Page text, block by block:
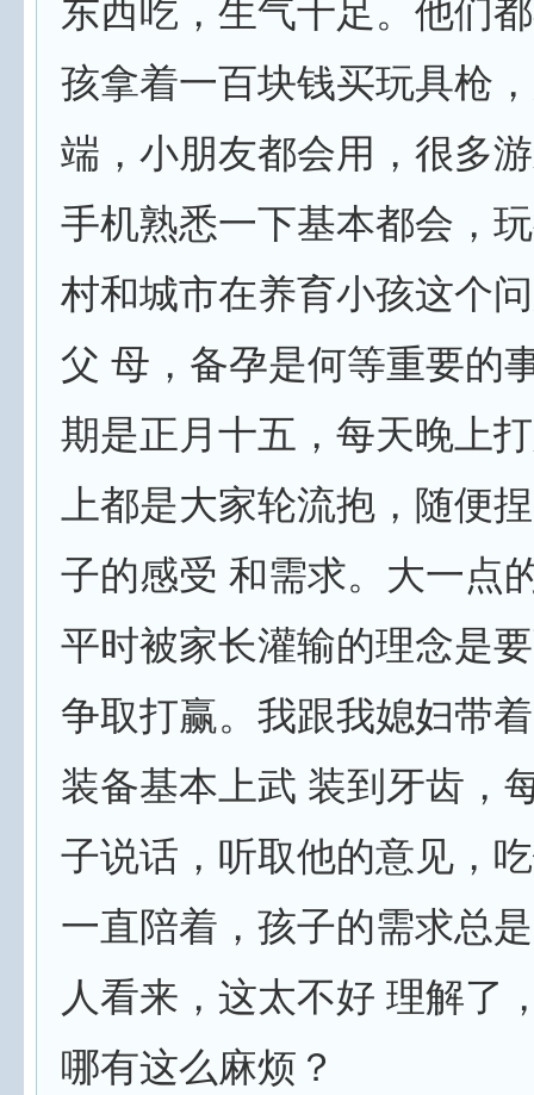
东西吃，生气十足。他们
孩拿着一百块钱买玩具枪
端，小朋友都会用，很多
手机熟悉一下基本都会，
村和城市在养育小孩这个
父 母，备孕是何等重要的
期是正月十五，每天晚上
上都是大家轮流抱，随便
子的感受 和需求。大一点
平时被家长灌输的理念是
争取打赢。我跟我媳妇带
装备基本上武 装到牙齿，
子说话，听取他的意见，
一直陪着，孩子的需求总
人看来，这太不好 理解了
哪有这么麻烦？